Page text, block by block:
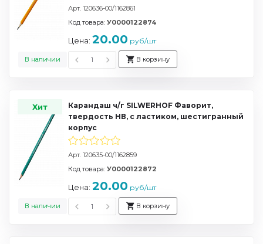
Арт. 120636-00/1162861
В наличии
Код товара: У0000122874
Цена: 20.00 руб/шт
В корзину
Хит
Карандаш ч/г SILWERHOF Фаворит,
твердость НВ, с ластиком, шестигранный
корпус
Арт. 120635-00/1162859
В наличии
Код товара: У0000122872
Цена: 20.00 руб/шт
В корзину